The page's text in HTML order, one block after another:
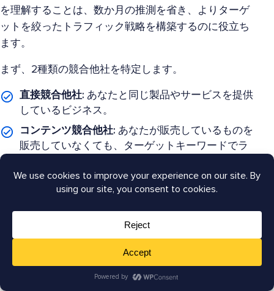
を理解することは、数か月の推測を省き、よりターゲ
ットを絞ったトラフィック戦略を構築するのに役立ち
ます。
まず、2種類の競合他社を特定します。
直接競合他社: あなたと同じ製品やサービスを提供
しているビジネス。
コンテンツ競合他社: あなたが販売しているものを
販売していなくても、ターゲットキーワードでラ
競合相手が誰であるかを把握したら、ギャップを探し
ーゲットにしていないキーワードは何ですか？ 競合は
カバーしているが、あなたはまだ取り上げていないト
ピックは何ですか？ 競合が獲得している、あなたも追
求できるバックリンクはどこにありますか？